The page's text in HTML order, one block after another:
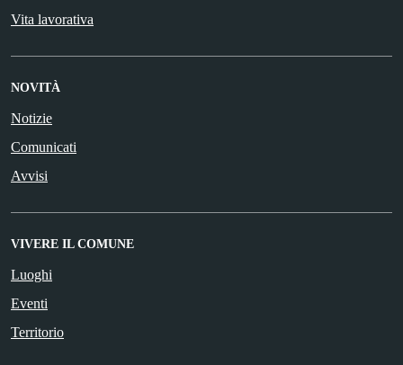
Vita lavorativa
NOVITÀ
Notizie
Comunicati
Avvisi
VIVERE IL COMUNE
Luoghi
Eventi
Territorio